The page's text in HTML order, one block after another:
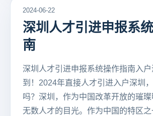
2024-06-22
深圳人才引进申报系
南
深圳人才引进申报系统操作指南入
到！2024年直接人才引进入户深圳
吗？深圳，作为中国改革开放的璀
无数人才的目光。作为中国的特区